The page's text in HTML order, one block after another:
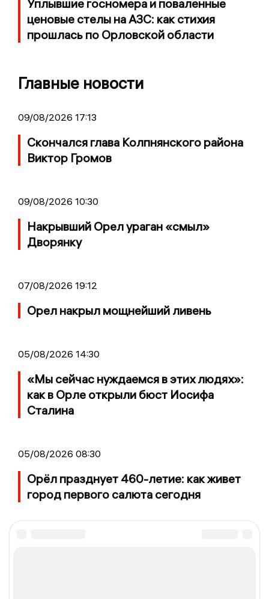
Уплывшие госномера и поваленные
ценовые стелы на АЗС: как стихия
прошлась по Орловской области
Главные новости
09/08/2026 17:13
Скончался глава Колпнянского района
Виктор Громов
09/08/2026 10:30
Накрывший Орел ураган «смыл»
Дворянку
07/08/2026 19:12
Орел накрыл мощнейший ливень
05/08/2026 14:30
«Мы сейчас нуждаемся в этих людях»:
как в Орле открыли бюст Иосифа
Сталина
05/08/2026 08:30
Орёл празднует 460-летие: как живет
город первого салюта сегодня